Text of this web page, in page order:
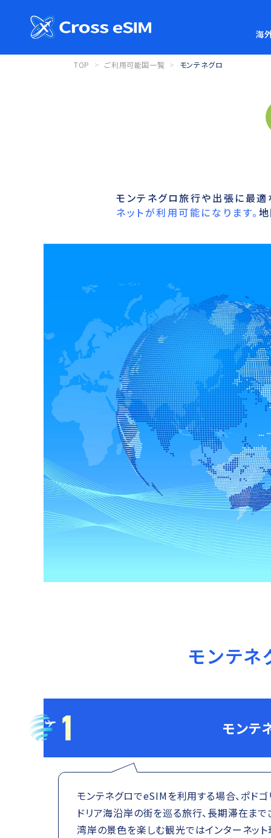
海
TOP ご利用可能国一覧 モンテネグロ
モンテネグロ旅行や出張に最
ネットが利用可能になります。
モンテネ
1 モンテ
モンテネグロでeSIMを利用する場合、ポド
ドリア海沿岸の街を巡る旅行、長期滞在ま
湾岸の景色を楽しむ観光ではインターネッ